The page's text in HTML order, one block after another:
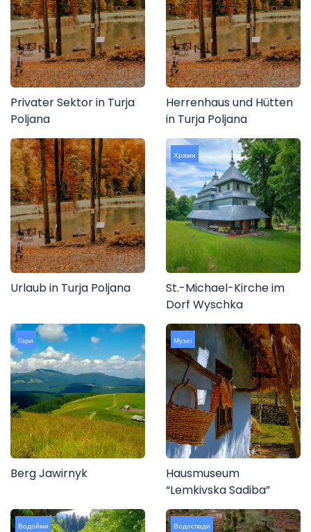
Privater Sektor in Turja
Poljana
Herrenhaus und Hütten
in Turja Poljana
Urlaub in Turja Poljana
Храми
St.-Michael-Kirche im
Dorf Wyschka
Гори
Berg Jawirnyk
Музеї
Hausmuseum
“Lemkivska Sadiba”
Водойми Водоспади